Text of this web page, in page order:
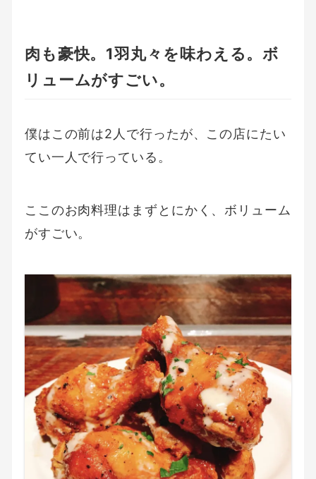
肉も豪快。1羽丸々を味わえる。ボ
リュームがすごい。
僕はこの前は2人で行ったが、この店にたい
てい一人で行っている。
ここのお肉料理はまずとにかく、ボリューム
がすごい。